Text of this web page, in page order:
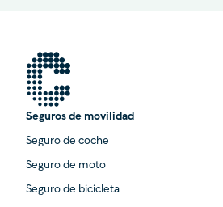
Seguros de movilidad
Seguro de coche
Seguro de moto
Seguro de bicicleta